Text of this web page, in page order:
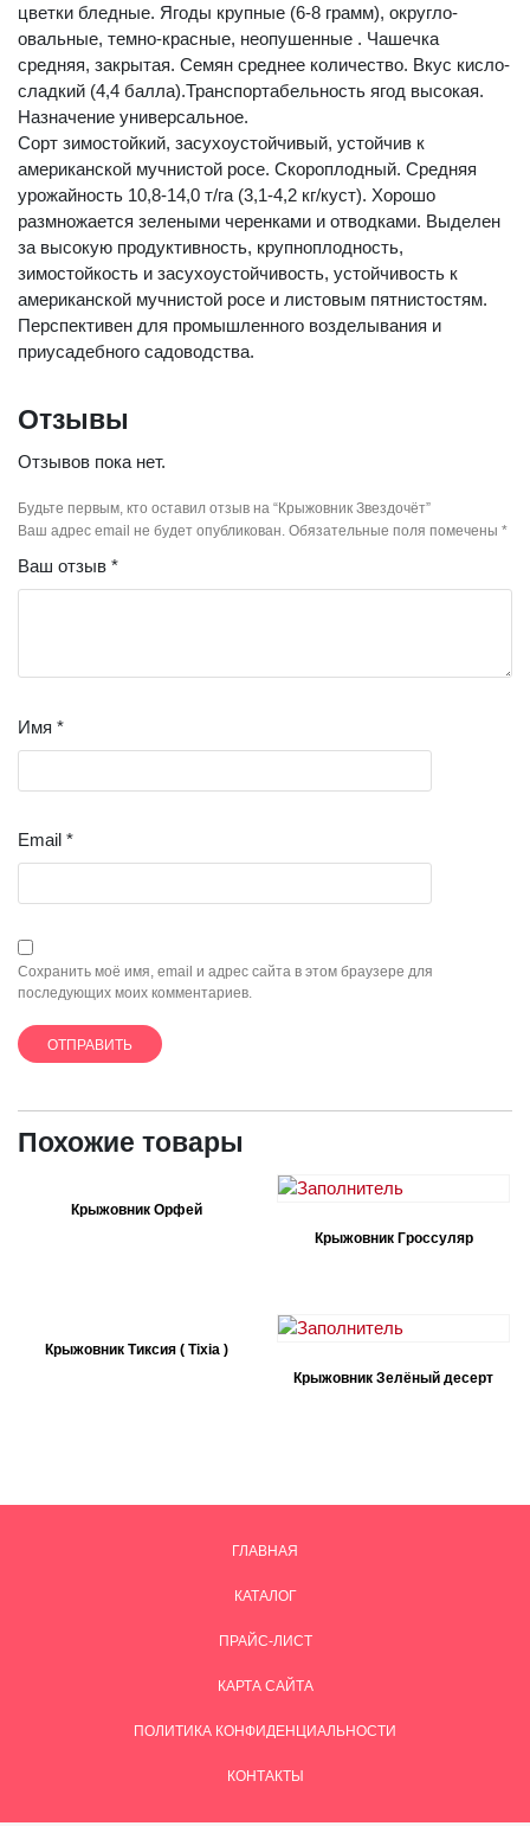
цветки бледные. Ягоды крупные (6-8 грамм), округло-
овальные, темно-красные, неопушенные . Чашечка
средняя, закрытая. Семян среднее количество. Вкус кисло-
сладкий (4,4 балла).Транспортабельность ягод высокая.
Назначение универсальное.
Сорт зимостойкий, засухоустойчивый, устойчив к
американской мучнистой росе. Скороплодный. Средняя
урожайность 10,8-14,0 т/га (3,1-4,2 кг/куст). Хорошо
размножается зелеными черенками и отводками. Выделен
за высокую продуктивность, крупноплодность,
зимостойкость и засухоустойчивость, устойчивость к
американской мучнистой росе и листовым пятнистостям.
Перспективен для промышленного возделывания и
приусадебного садоводства.
Отзывы
Отзывов пока нет.
Будьте первым, кто оставил отзыв на “Крыжовник Звездочёт”
Ваш адрес email не будет опубликован. Обязательные поля помечены *
Ваш отзыв *
Имя *
Email *
Сохранить моё имя, email и адрес сайта в этом браузере для
последующих моих комментариев.
Похожие товары
Крыжовник Орфей
Крыжовник Гроссуляр
Крыжовник Тиксия ( Тixia )
Крыжовник Зелёный десерт
ГЛАВНАЯ
КАТАЛОГ
ПРАЙС-ЛИСТ
КАРТА САЙТА
ПОЛИТИКА КОНФИДЕНЦИАЛЬНОСТИ
КОНТАКТЫ